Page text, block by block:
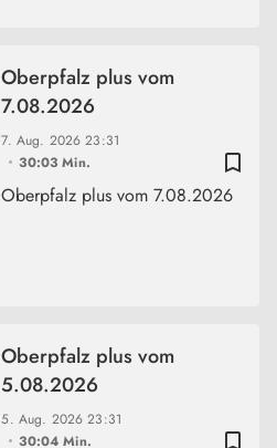
bookmark_border
7. Aug. 202623:31
30:03 Min.
Oberpfalz plus vom
7.08.2026
Oberpfalz plus vom 7.08.2026
bookmark_border
5. Aug. 202623:31
30:04 Min.
Oberpfalz plus vom
5.08.2026